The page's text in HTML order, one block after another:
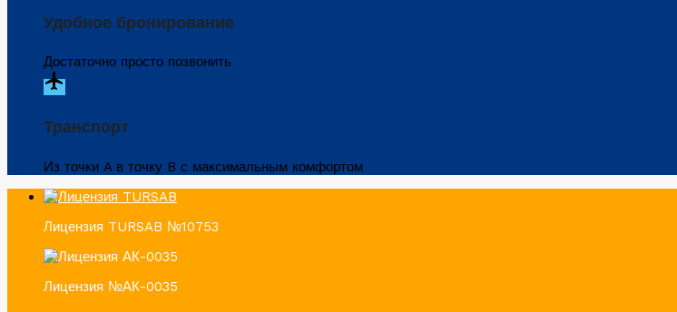
Удобное бронирование
Достаточно просто позвонить
flight
Транспорт
Из точки A в точку B с максимальным комфортом
Лицензия TURSAB №10753
Лицензия №АК-0035